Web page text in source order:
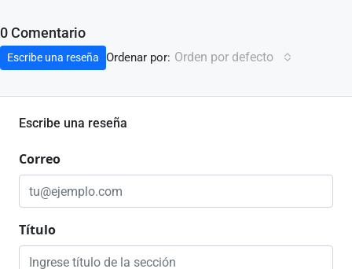
0 Comentario
Ordenar por: Orden por defecto
Escribe una reseña
Escribe una reseña
Correo
Título